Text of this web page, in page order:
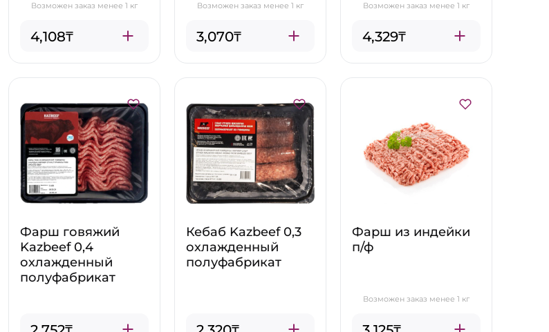
Возможен заказ менее 1 кг
4,108₸
Возможен заказ менее 1 кг
3,070₸
Возможен заказ менее 1 кг
4,329₸
Фарш говяжий
Kazbeef 0,4
охлажденный
полуфабрикат
Кебаб Kazbeef 0,3
охлажденный
полуфабрикат
Фарш из индейки
п/ф
Возможен заказ менее 1 кг